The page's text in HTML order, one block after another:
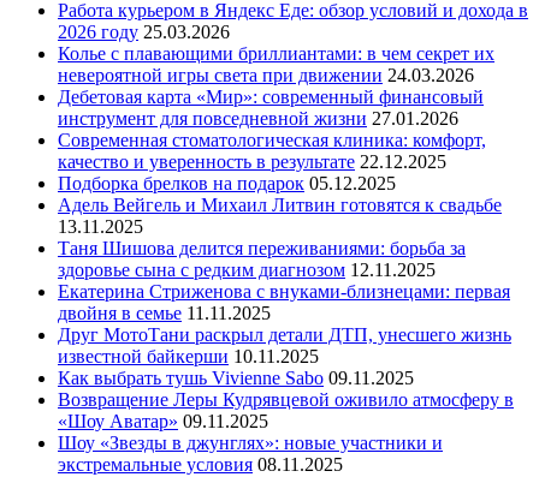
Работа курьером в Яндекс Еде: обзор условий и дохода в
2026 году 25.03.2026
Колье с плавающими бриллиантами: в чем секрет их
невероятной игры света при движении 24.03.2026
Дебетовая карта «Мир»: современный финансовый
инструмент для повседневной жизни 27.01.2026
Современная стоматологическая клиника: комфорт,
качество и уверенность в результате 22.12.2025
Подборка брелков на подарок 05.12.2025
Адель Вейгель и Михаил Литвин готовятся к свадьбе
13.11.2025
Таня Шишова делится переживаниями: борьба за
здоровье сына с редким диагнозом 12.11.2025
Екатерина Стриженова с внуками-близнецами: первая
двойня в семье 11.11.2025
Друг МотоТани раскрыл детали ДТП, унесшего жизнь
известной байкерши 10.11.2025
Как выбрать тушь Vivienne Sabo 09.11.2025
Возвращение Леры Кудрявцевой оживило атмосферу в
«Шоу Аватар» 09.11.2025
Шоу «Звезды в джунглях»: новые участники и
экстремальные условия 08.11.2025